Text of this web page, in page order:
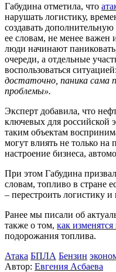
Габудина отметила, что
нарушать логистику,
создавать
ее словам, не менее важен
люди начинают
очереди, а отдельные
воспользоваться ситуацией:
достаточно, паника сама
проблемы».
Эксперт добавила, что
ключевых для российской
таким объектам
могут влиять не только на
настроение бизнеса,
При этом Габудина
словам, топливо в стране
– перестроить логистику и
Ранее мы писали об
также о том, как
подорожания топлива.
Атака БПЛА Бензин
Автор: Евгения Асбаева